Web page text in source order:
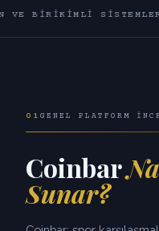
SISTEMLER
01 GENEL PLATFORM
Coinbar
Sunar?